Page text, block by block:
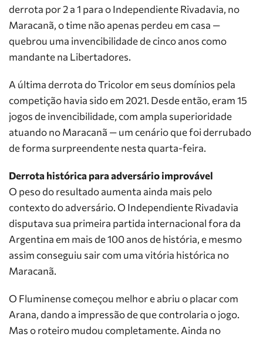
derrota por 2 a 1 para o Independiente Rivadavia, no
Maracanã, o time não apenas perdeu em casa —
quebrou uma invencibilidade de cinco anos como
mandante na Libertadores.
A última derrota do Tricolor em seus domínios pela
competição havia sido em 2021. Desde então, eram 15
jogos de invencibilidade, com ampla superioridade
atuando no Maracanã — um cenário que foi derrubado
de forma surpreendente nesta quarta-feira.
Derrota histórica para adversário improvável
O peso do resultado aumenta ainda mais pelo
contexto do adversário. O Independiente Rivadavia
disputava sua primeira partida internacional fora da
Argentina em mais de 100 anos de história, e mesmo
assim conseguiu sair com uma vitória histórica no
Maracanã.
O Fluminense começou melhor e abriu o placar com
Arana, dando a impressão de que controlaria o jogo.
Mas o roteiro mudou completamente. Ainda no